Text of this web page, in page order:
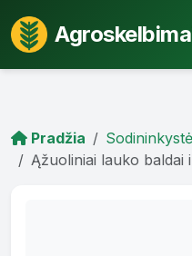
Pradžia Sodininkystė
Ąžuoliniai lauko baldai